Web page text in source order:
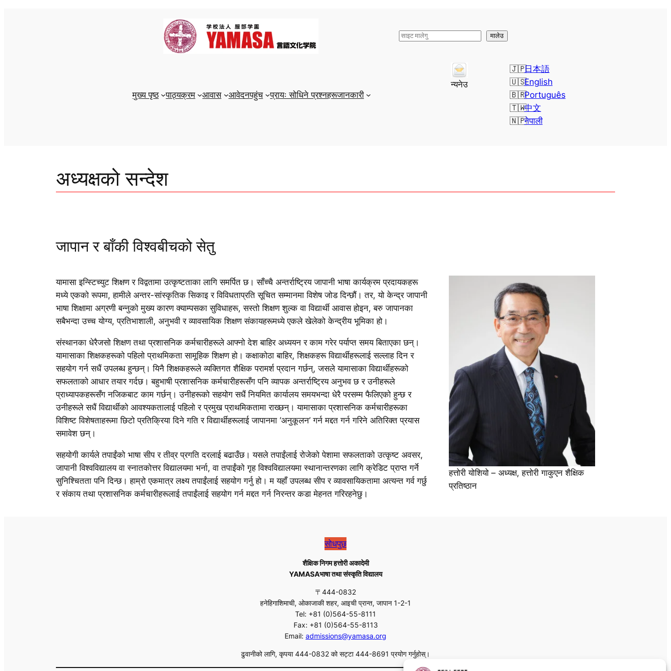
検
मालेउ
मुख्य पृष्ठ पाठ्यक्रम आवास आवेदनपहुंच प्रायः सोधिने प्रश्नहरूजानकारी
न्यनेउ English
日本語
नेपाली
Português
中文
अध्यक्षको सन्देश
जापान र बाँकी विश्वबीचको सेतु
यामासा इन्स्टिच्युट शिक्षण र विद्वतामा उत्कृष्टताका लागि समर्पित छ। साँच्चै अन्तर्राष्ट्रिय जापानी भाषा कार्यक्रम प्रदायकहरू
मध्ये एकको रूपमा, हामीले अन्तर-सांस्कृतिक सिकाइ र विविधताप्रति सूचित सम्मानमा विशेष जोड दिन्छौं। तर, यो केन्द्र जापानी
भाषा शिक्षामा अग्रणी बन्नुको मुख्य कारण क्याम्पसका सुविधाहरू, सस्तो शिक्षण शुल्क वा विद्यार्थी आवास होइन, बरु जापानका
सबैभन्दा उच्च योग्य, प्रतिभाशाली, अनुभवी र व्यावसायिक शिक्षण संकायहरूमध्ये एकले खेलेको केन्द्रीय भूमिका हो।
संस्थानका धेरैजसो शिक्षण तथा प्रशासनिक कर्मचारीहरूले आफ्नो देश बाहिर अध्ययन र काम गरेर पर्याप्त समय बिताएका छन्।
यामासाका शिक्षकहरूको पहिलो प्राथमिकता सामूहिक शिक्षण हो। कक्षाकोठा बाहिर, शिक्षकहरू विद्यार्थीहरूलाई सल्लाह दिन र
सहयोग गर्न सधैं उपलब्ध हुन्छन्। यिनै शिक्षकहरूले व्यक्तिगत शैक्षिक परामर्श प्रदान गर्छन्, जसले यामासाका विद्यार्थीहरूको
सफलताको आधार तयार गर्दछ। बहुभाषी प्रशासनिक कर्मचारीहरूसँग पनि व्यापक अन्तर्राष्ट्रिय अनुभव छ र उनीहरूले
प्राध्यापकहरूसँग नजिकबाट काम गर्छन्। उनीहरूको सहयोग सधैं नियमित कार्यालय समयभन्दा धेरै परसम्म फैलिएको हुन्छ र
उनीहरूले सधैं विद्यार्थीको आवश्यकतालाई पहिलो र प्रमुख प्राथमिकतामा राख्छन्। यामासाका प्रशासनिक कर्मचारीहरूका
विशिष्ट विशेषताहरूमा छिटो प्रतिक्रिया दिने गति र विद्यार्थीहरूलाई जापानमा ‘अनुकूलन’ गर्न मद्दत गर्न गरिने अतिरिक्त प्रयास
समावेश छन्।
सहयोगी कार्यले तपाईंको भाषा सीप र तीव्र प्रगति दरलाई बढाउँछ। यसले तपाईंलाई रोजेको पेशामा सफलताको उत्कृष्ट अवसर,
जापानी विश्वविद्यालय वा स्नातकोत्तर विद्यालयमा भर्ना, वा तपाईंको गृह विश्वविद्यालयमा स्थानान्तरणका लागि क्रेडिट प्राप्त गर्ने
सुनिश्चितता पनि दिन्छ। हाम्रो एकमात्र लक्ष्य तपाईंलाई सहयोग गर्नु हो। म यहाँ उपलब्ध सीप र व्यावसायिकतामा अत्यन्त गर्व गर्छु
र संकाय तथा प्रशासनिक कर्मचारीहरूलाई तपाईंलाई सहयोग गर्न मद्दत गर्न निरन्तर कडा मेहनत गरिरहनेछु।
हत्तोरी योशियो – अध्यक्ष, हत्तोरी गाकुएन शैक्षिक
प्रतिष्ठान
सोधपुछ
शैक्षिक निगम हत्तोरी अकादेमी
YAMASAभाषा तथा संस्कृति विद्यालय
〒444-0832
हनेहिगाशिमाची, ओकाजाकी शहर, आइची प्रान्त, जापान 1-2-1
Tel: +81 (0)564-55-8111
Fax: +81 (0)564-55-8113
Email: admissions@yamasa.org
ढुवानीको लागि, कृपया 444-0832 को सट्टा 444-8691 प्रयोग गर्नुहोस्।